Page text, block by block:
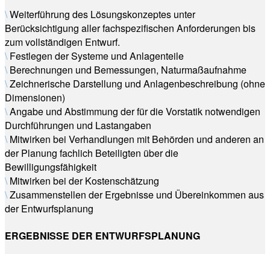
\Weiterführung des Lösungskonzeptes unter
Berücksichtigung aller fachspezifischen Anforderungen bis
zum vollständigen Entwurf.
\Festlegen der Systeme und Anlagenteile
\Berechnungen und Bemessungen, Naturmaßaufnahme
\Zeichnerische Darstellung und Anlagenbeschreibung (ohne
Dimensionen)
\Angabe und Abstimmung der für die Vorstatik notwendigen
Durchführungen und Lastangaben
\Mitwirken bei Verhandlungen mit Behörden und anderen an
der Planung fachlich Beteiligten über die
Bewilligungsfähigkeit
\Mitwirken bei der Kostenschätzung
\Zusammenstellen der Ergebnisse und Übereinkommen aus
der Entwurfsplanung
ERGEBNISSE DER ENTWURFSPLANUNG